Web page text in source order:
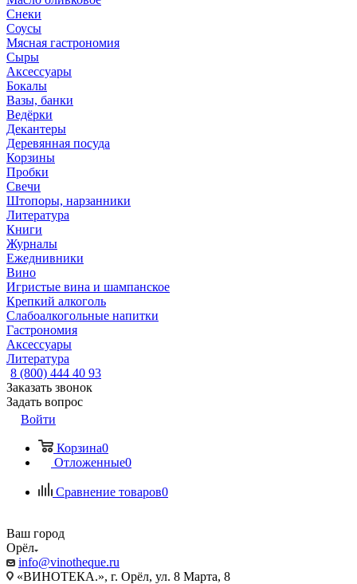
Снеки
Соусы
Мясная гастрономия
Сыры
Аксессуары
Бокалы
Вазы, банки
Ведёрки
Декантеры
Деревянная посуда
Корзины
Пробки
Свечи
Штопоры, нарзанники
Литература
Книги
Журналы
Ежеднивники
Вино
Игристые вина и шампанское
Крепкий алкоголь
Слабоалкогольные напитки
Гастрономия
Аксессуары
Литература
8 (800) 444 40 93
Заказать звонок
Задать вопрос
Войти
Корзина0
Отложенные0
Сравнение товаров0
Ваш город
Орёл
info@vinotheque.ru
«ВИНОТЕКА.», г. Орёл, ул. 8 Марта, 8